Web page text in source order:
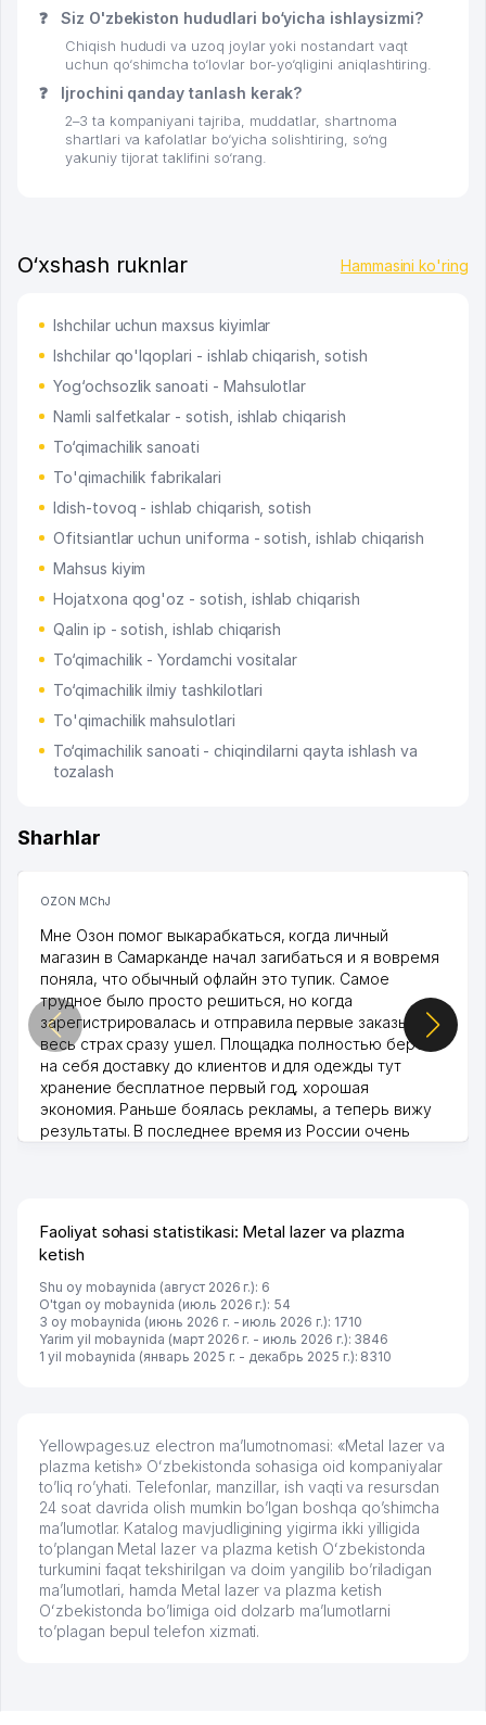
❓ Siz O'zbekiston hududlari bo‘yicha ishlaysizmi?
Chiqish hududi va uzoq joylar yoki nostandart vaqt
uchun qo‘shimcha to‘lovlar bor-yo‘qligini aniqlashtiring.
❓ Ijrochini qanday tanlash kerak?
2–3 ta kompaniyani tajriba, muddatlar, shartnoma
shartlari va kafolatlar bo‘yicha solishtiring, so‘ng
yakuniy tijorat taklifini so‘rang.
O‘xshash ruknlar Hammasini ko'ring
Ishchilar uchun maxsus kiyimlar
Ishchilar qo'lqoplari - ishlab chiqarish, sotish
Yog‘ochsozlik sanoati - Mahsulotlar
Namli salfetkalar - sotish, ishlab chiqarish
To‘qimachilik sanoati
To'qimachilik fabrikalari
Idish-tovoq - ishlab chiqarish, sotish
Ofitsiantlar uchun uniforma - sotish, ishlab chiqarish
Mahsus kiyim
Hojatxona qog'oz - sotish, ishlab chiqarish
Qalin ip - sotish, ishlab chiqarish
To‘qimachilik - Yordamchi vositalar
To‘qimachilik ilmiy tashkilotlari
To'qimachilik mahsulotlari
To‘qimachilik sanoati - chiqindilarni qayta ishlash va
tozalash
Sharhlar
OZON MChJ
Мне Озон помог выкарабкаться, когда личный
магазин в Самарканде начал загибаться и я вовремя
поняла, что обычный офлайн это тупик. Самое
трудное было просто решиться, но когда
зарегистрировалась и отправила первые заказы,
весь страх сразу ушел. Площадка полностью берет
на себя доставку до клиентов и для одежды тут
хранение бесплатное первый год, хорошая
экономия. Раньше боялась рекламы, а теперь вижу
результаты. В последнее время из России очень
Faoliyat sohasi statistikasi: Metal lazer va plazma
ketish
Shu oy mobaynida (август 2026 г.): 6
O'tgan oy mobaynida (июль 2026 г.): 54
3 oy mobaynida (июнь 2026 г. - июль 2026 г.): 1710
Yarim yil mobaynida (март 2026 г. - июль 2026 г.): 3846
1 yil mobaynida (январь 2025 г. - декабрь 2025 г.): 8310
Yellowpages.uz electron ma’lumotnomasi: «Metal lazer va
plazma ketish» Oʻzbekistonda sohasiga oid kompaniyalar
to’liq ro’yhati. Telefonlar, manzillar, ish vaqti va resursdan
24 soat davrida olish mumkin bo’lgan boshqa qo’shimcha
ma’lumotlar. Katalog mavjudligining yigirma ikki yilligida
to’plangan Metal lazer va plazma ketish Oʻzbekistonda
turkumini faqat tekshirilgan va doim yangilib bo’riladigan
ma’lumotlari, hamda Metal lazer va plazma ketish
Oʻzbekistonda bo’limiga oid dolzarb ma’lumotlarni
to’plagan bepul telefon xizmati.